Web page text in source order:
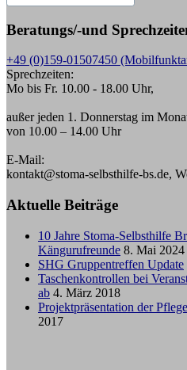
Beratungs/-und
+49 (0)159-01507450
Sprechzeiten:
Mo bis Fr. 10.00 - 18.00 Uhr,
außer jeden 1. Donnerstag im
von 10.00 – 14.00 Uhr
E-Mail:
kontakt@stoma-selbsthilfe-bs.de,
Aktuelle Beiträge
10 Jahre Stoma-Selbsthilfe
Kängurufreunde 8. Mai 2024
SHG Gruppentreffen Update
Taschenkontrollen bei
ab 4. März 2018
Projektpräsentation der
2017